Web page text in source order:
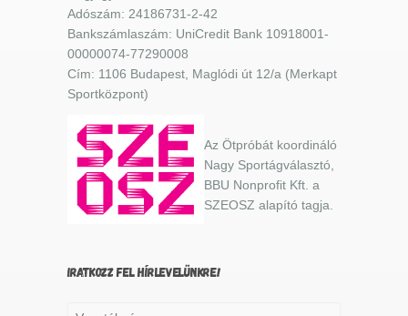
Adószám: 24186731-2-42
Bankszámlaszám: UniCredit Bank 10918001-
00000074-77290008
Cím: 1106 Budapest, Maglódi út 12/a (Merkapt
Sportközpont)
Az Ötpróbát koordináló
Nagy Sportágválasztó,
BBU Nonprofit Kft. a
SZEOSZ alapító tagja.
IRATKOZZ FEL HÍRLEVELÜNKRE!